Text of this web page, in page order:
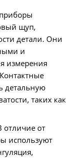
щуп,
детали. Они
и
измерения
детальную
таких как
отличие от
используют